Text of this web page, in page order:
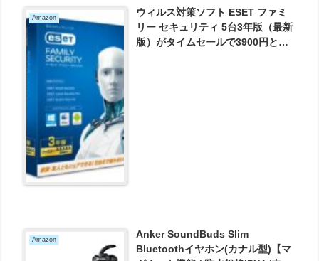
Amazon
ウィルス対策ソフト ESET ファミ
リー セキュリティ 5台3年版（最新
版）がタイムセールで3900円とお
Amazon
Anker SoundBuds Slim
Bluetoothイヤホン(カナル型)【マ